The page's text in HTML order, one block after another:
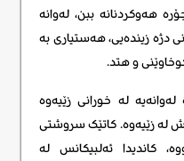
هەوکردنانە ببن، لەوانە
دژە زیندەیی، هەستیاری بە
و هتد.
لە خورانی زێیەوە
لە زێیەوە. کاتێک سروشتی
کاندیدا ئەلبیکانس لە